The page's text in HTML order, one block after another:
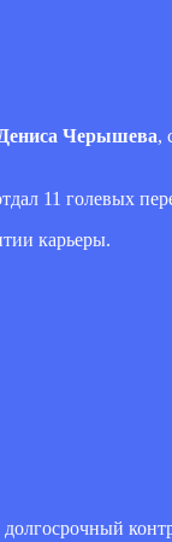
Дениса Черышева,
11 голевых
карьеры.